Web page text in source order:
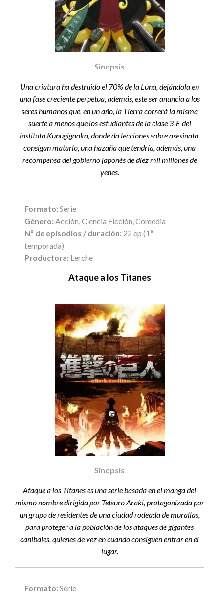
Sinopsis
Una criatura ha destruido el 70% de la Luna, dejándola en
una fase creciente perpetua, además, este ser anuncia a los
seres humanos que, en un año, la Tierra correrá la misma
suerte a menos que los estudiantes de la clase 3-E del
instituto Kunugigaoka, donde da lecciones sobre asesinato,
consigan matarlo, una hazaña que tendría, además, una
recompensa del gobierno japonés de diez mil millones de
yenes.
Formato: Serie
Género: Acción, Ciencia Ficción, Comedia
Nº de episodios / duración: 22 ep (1ª
temporada)
Productora: Lerche
Ataque a los Titanes
Sinopsis
Ataque a los Titanes es una serie basada en el manga del
mismo nombre dirigida por Tetsuro Araki, protagonizada por
un grupo de residentes de una ciudad rodeada de murallas,
para proteger a la población de los ataques de gigantes
caníbales, quienes de vez en cuando consiguen entrar en el
lugar.
Formato: Serie